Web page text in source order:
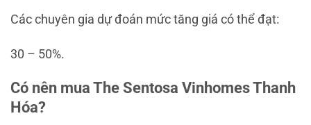
Các chuyên gia dự đoán mức tăng giá có thể đạt:
30 – 50%.
Có nên mua The Sentosa Vinhomes Thanh
Hóa?